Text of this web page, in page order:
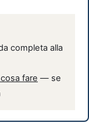
completa alla
fare — se